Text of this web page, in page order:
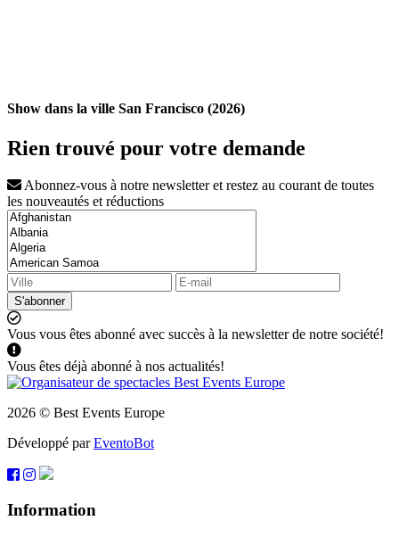
Show dans la ville San Francisco (2026)
Rien trouvé pour votre demande
Abonnez-vous à notre newsletter et restez au courant de toutes
les nouveautés et réductions
S'abonner
Vous vous êtes abonné avec succès à la newsletter de notre société!
Vous êtes déjà abonné à nos actualités!
2026 © Best Events Europe
Développé parEventoBot
Information